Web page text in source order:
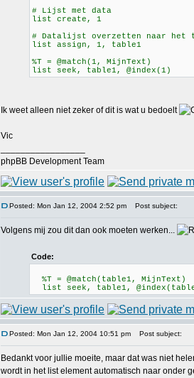
# Lijst met data
list create, 1
# Datalijst overzetten naar het
list assign, 1, table1
%T = @match(1, MijnText)
list seek, table1, @index(1)
Ik weet alleen niet zeker of dit is wat u bedoelt
Vic
phpBB Development Team
Posted: Mon Jan 12, 2004 2:52 pm Post subject:
Volgens mij zou dit dan ook moeten werken...
Code:
%T = @match(table1, MijnText)
list seek, table1,
Posted: Mon Jan 12, 2004 10:51 pm Post subject:
Bedankt voor jullie moeite, maar dat was niet
wordt in het list element automatisch naar onder